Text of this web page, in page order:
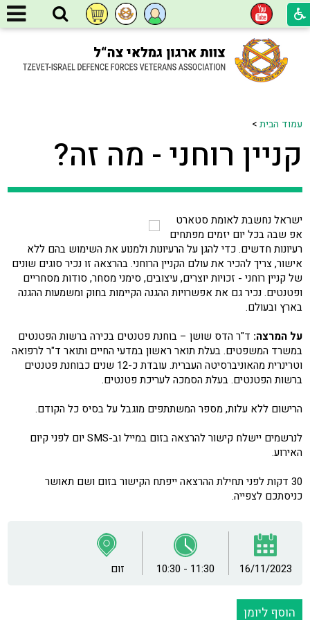
עמוד הבית>
קניין רוחני - מה זה?
ישראל נחשבת לאומת סטארט
אפ שבה בכל יום יזמים מפתחים
רעיונות חדשים. כדי להגן על הרעיונות ולמנוע את השימוש בהם ללא
אישור, צריך להכיר את עולם הקניין הרוחני. בהרצאה זו נכיר סוגים שונים
של קניין רוחני - זכויות יוצרים, עיצובים, סימני מסחר, סודות מסחריים
ופטנטים. נכיר גם את אפשרויות ההגנה הקיימות בחוק ומשמעות ההגנה
בארץ ובעולם.
על המרצה: ד"ר הדס שושן – בוחנת פטנטים בכירה ברשות הפטנטים
במשרד המשפטים. בעלת תואר ראשון במדעי החיים ותואר ד"ר לרפואה
וטרינרית מהאוניברסיטה העברית. עובדת כ-12 שנים כבוחנת פטנטים
ברשות הפטנטים. בעלת הסמכה לעריכת פטנטים.
הרישום ללא עלות, מספר המשתתפים מוגבל על בסיס כל הקודם.
לנרשמים יישלח קישור להרצאה בזום במייל וב-SMS יום לפני קיום
האירוע.
30 דקות לפני תחילת ההרצאה ייפתח הקישור בזום ושם תאושר
כניסתכם לצפייה.
16/11/2023
10:30 - 11:30 זום
הוסף ליומן